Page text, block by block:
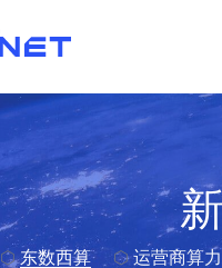
⬡东数西算 ⬡运营商算